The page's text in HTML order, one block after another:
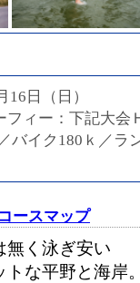
16日（日）
フィー：下記大会
バイク180ｋ／ラ
コースマップ
無く泳ぎ安い
トな平野と海岸